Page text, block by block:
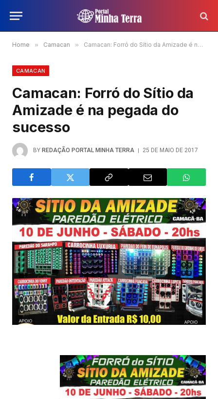
Home » Camacan » Camacan: Forró do Sítio da Amizade é na pegada do sucesso
CAMACAN
Camacan: Forró do Sítio da
Amizade é na pegada do
sucesso
BY REDAÇÃO PORTAL MINHA TERRA 25 DE MAIO DE 2017